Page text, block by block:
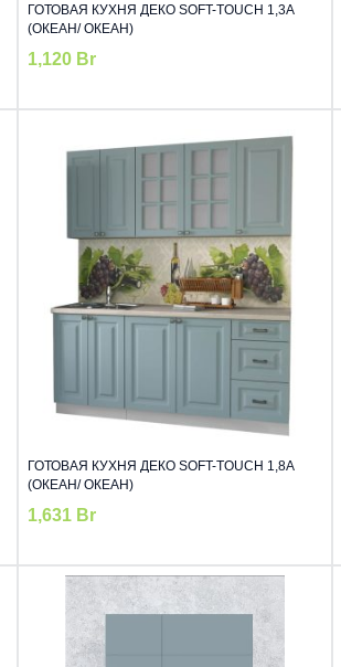
ГОТОВАЯ КУХНЯ ДЕКО SOFT-TOUCH 1,3А
(ОКЕАН/ ОКЕАН)
1,120 Br
ГОТОВАЯ КУХНЯ ДЕКО SOFT-TOUCH 1,8А
(ОКЕАН/ ОКЕАН)
1,631 Br